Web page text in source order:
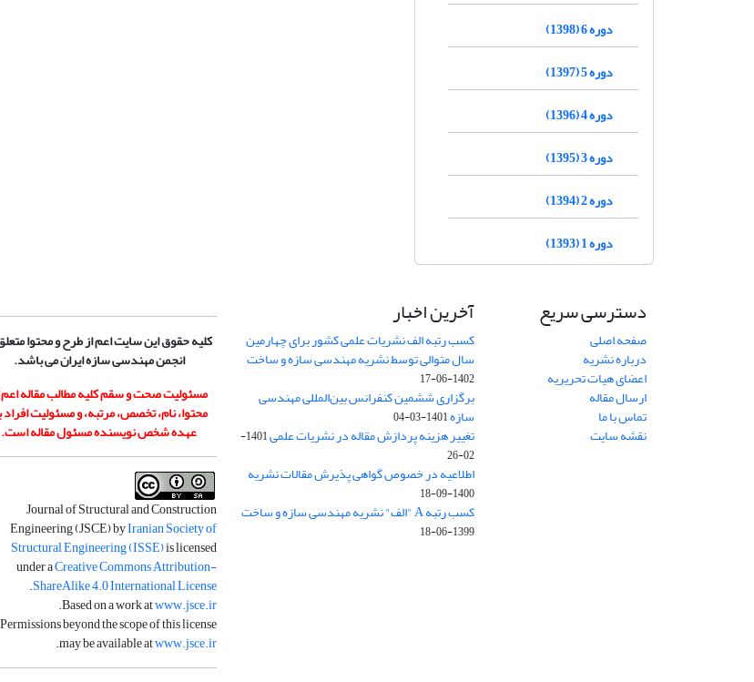
دوره 6 (1398)
دوره 5 (1397)
دوره 4 (1396)
دوره 3 (1395)
دوره 2 (1394)
دوره 1 (1393)
دسترسی سریع
صفحه اصلی
درباره نشریه
اعضای هیات تحریریه
ارسال مقاله
تماس با ما
نقشه سایت
آخرین اخبار
کسب رتبه الف نشریات علمی کشور برای چهارمین
سال متوالی توسط نشریه مهندسی سازه و ساخت
1402-06-17
برگزاری ششمین کنفرانس بین‌المللی مهندسی
سازه1401-03-04
تغییر هزینه پردازش مقاله در نشریات علمی
1401-
02-26
اطلاعیه در خصوص گواهی پذیرش مقالات نشریه
1400-09-18
کسب رتبه A "الف" نشریه مهندسی سازه و ساخت
1399-06-18
کلیه حقوق این سایت اعم از طرح و محتوا
انجمن مهندسی سازه ایران می باشد.
مسئولیت صحت و سقم کلیه مطالب مقاله اعم
محتوا، نام، تخصص، مرتبه، و مسئولیت افراد
عهده شخص نویسنده مسئول مقاله است.
Journal of Structural and Construction
Engineering (JSCE) byIranian Society of
Structural Engineering (ISSE)is licensed
under aCreative Commons Attribution-
ShareAlike 4.0 International License
.
Based on a work atwww.jsce.ir
.
Permissions beyond the scope of this license
may be available atwww.jsce.ir
.